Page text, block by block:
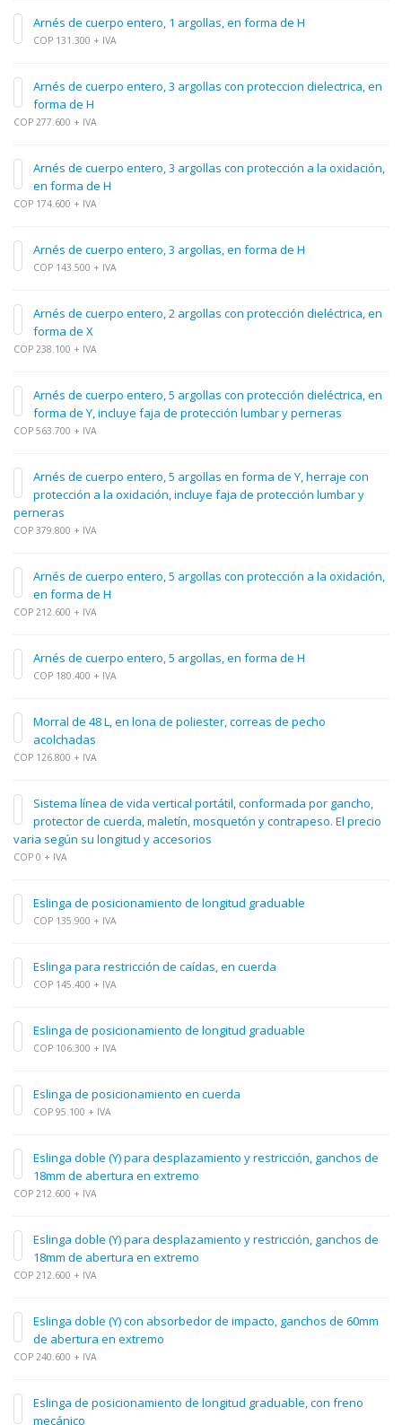
Arnés de cuerpo entero, 1 argollas, en forma de H
COP 131.300 + IVA
Arnés de cuerpo entero, 3 argollas con proteccion dielectrica, en
forma de H
COP 277.600 + IVA
Arnés de cuerpo entero, 3 argollas con protección a la oxidación,
en forma de H
COP 174.600 + IVA
Arnés de cuerpo entero, 3 argollas, en forma de H
COP 143.500 + IVA
Arnés de cuerpo entero, 2 argollas con protección dieléctrica, en
forma de X
COP 238.100 + IVA
Arnés de cuerpo entero, 5 argollas con protección dieléctrica, en
forma de Y, incluye faja de protección lumbar y perneras
COP 563.700 + IVA
Arnés de cuerpo entero, 5 argollas en forma de Y, herraje con
protección a la oxidación, incluye faja de protección lumbar y
perneras
COP 379.800 + IVA
Arnés de cuerpo entero, 5 argollas con protección a la oxidación,
en forma de H
COP 212.600 + IVA
Arnés de cuerpo entero, 5 argollas, en forma de H
COP 180.400 + IVA
Morral de 48 L, en lona de poliester, correas de pecho
acolchadas
COP 126.800 + IVA
Sistema línea de vida vertical portátil, conformada por gancho,
protector de cuerda, maletín, mosquetón y contrapeso. El precio
varia según su longitud y accesorios
COP 0 + IVA
Eslinga de posicionamiento de longitud graduable
COP 135.900 + IVA
Eslinga para restricción de caídas, en cuerda
COP 145.400 + IVA
Eslinga de posicionamiento de longitud graduable
COP 106.300 + IVA
Eslinga de posicionamiento en cuerda
COP 95.100 + IVA
Eslinga doble (Y) para desplazamiento y restricción, ganchos de
18mm de abertura en extremo
COP 212.600 + IVA
Eslinga doble (Y) para desplazamiento y restricción, ganchos de
18mm de abertura en extremo
COP 212.600 + IVA
Eslinga doble (Y) con absorbedor de impacto, ganchos de 60mm
de abertura en extremo
COP 240.600 + IVA
Eslinga de posicionamiento de longitud graduable, con freno
mecánico